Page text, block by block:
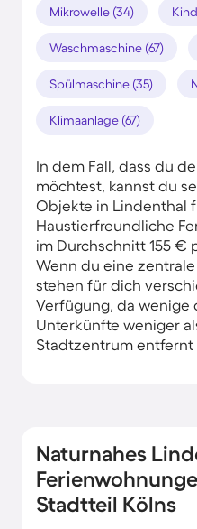
Mikrowelle (34)
Waschmaschine (67)
Spülmaschine (35)
Klimaanlage (67)
In dem Fall, dass du
möchtest, kannst du
Objekte in Lindenthal
Haustierfreundliche
im Durchschnitt 155 €
Wenn du eine
stehen für dich
Verfügung, da
Unterkünfte weniger
Stadtzentrum entfernt
Naturnahes
Stadtteil Kölns